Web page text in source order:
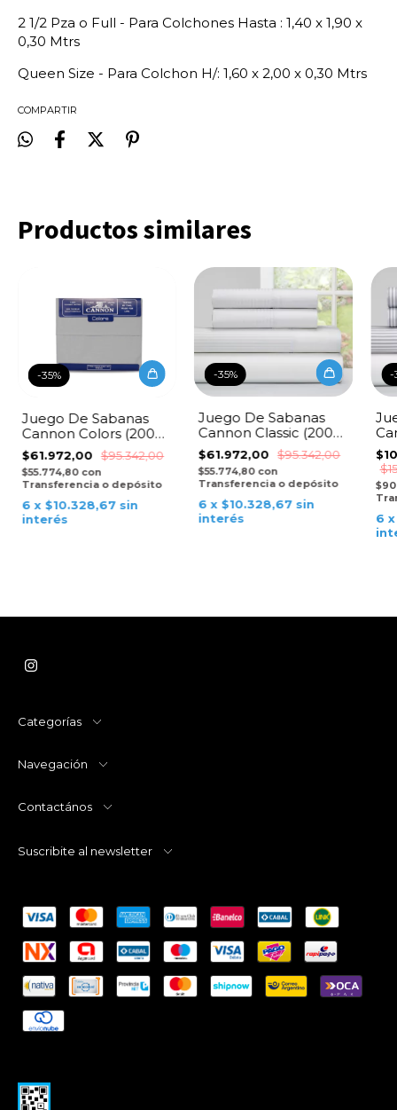
2 1/2 Pza o Full - Para Colchones Hasta : 1,40 x 1,90 x
0,30 Mtrs
Queen Size - Para Colchon H/: 1,60 x 2,00 x 0,30 Mtrs
COMPARTIR
Productos similares
-35%
Juego De Sabanas
Cannon Colors (200
Hilos) - Gris
$61.972,00 $95.342,00
$55.774,80 con
Transferencia o depósito
6 x $10.328,67 sin
interés
-35%
Juego De Sabanas
Cannon Classic (200
Hilos) - Blanco
$61.972,00 $95.342,00
$55.774,80con
Transferencia o depósito
6 x$10.328,67 sin
interés
-
6
Categorías
Navegación
Contactános
Suscribite al newsletter